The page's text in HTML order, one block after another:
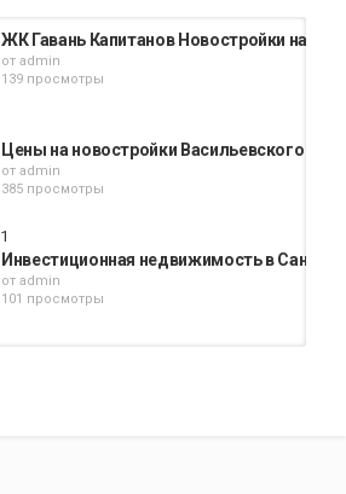
ЖК Гавань Капитанов Новостройки на
от admin
139 просмотры
Цены на новостройки Васильевского
от admin
385 просмотры
Инвестиционная недвижимость в Санкт-
от admin
101 просмотры